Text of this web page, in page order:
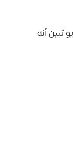
تبين أنه